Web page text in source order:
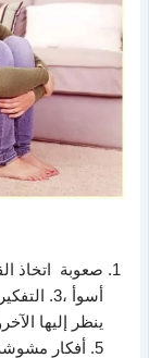
ينظر إليها
5. أفكار مشوشة وغير واضحة.